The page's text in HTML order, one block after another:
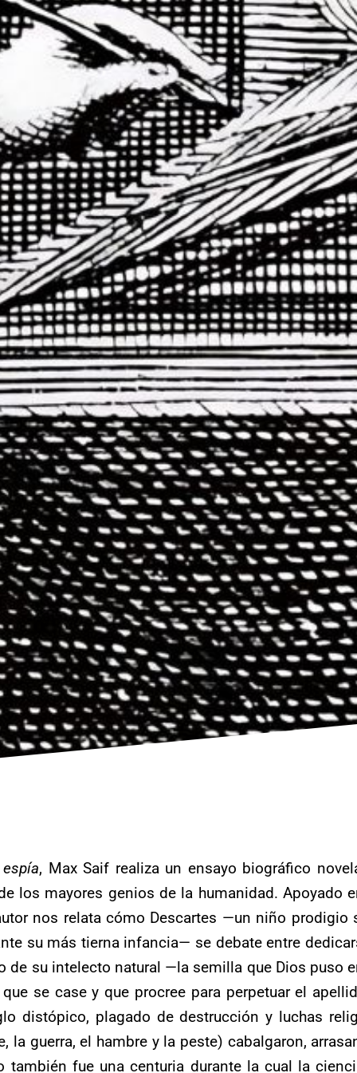
, Max Saif realiza un ensayo biográfico
los mayores genios de la humanidad. Apoyado
nos relata cómo Descartes —un niño prodigio
su más tierna infancia— se debate entre
de su intelecto natural —la semilla que Dios puso
se case y que procree para perpetuar el
distópico, plagado de destrucción y luchas
la guerra, el hambre y la peste) cabalgaron,
también fue una centuria durante la cual la